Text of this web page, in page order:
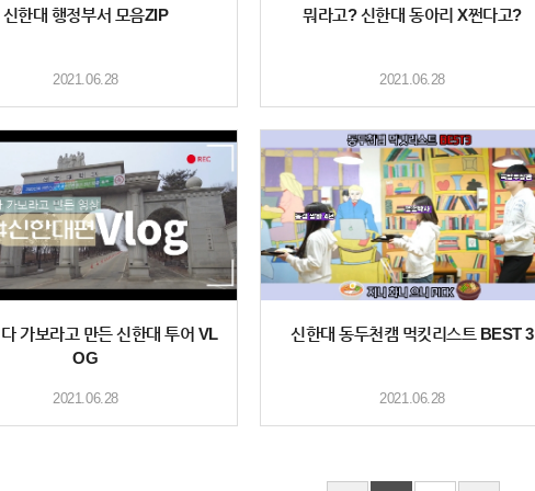
신한대 행정부서 모음ZIP
2021.06.28
뭐라고? 신한대 동아리 X쩐다고?
2021.06.28
가보라고 만든 신한대 투어 VL
OG
2021.06.28
신한대 동두천캠 먹킷리스트 BEST 3
2021.06.28